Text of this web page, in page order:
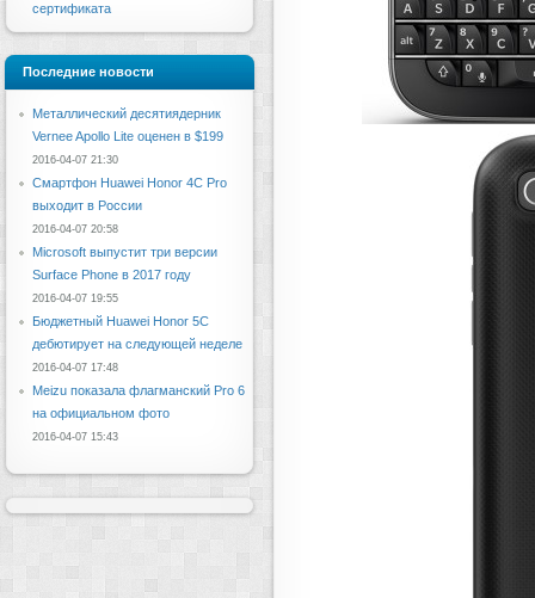
сертификата
Последние новости
Металлический десятиядерник
Vernee Apollo Lite оценен в $199
2016-04-07 21:30
Смартфон Huawei Honor 4C Pro
выходит в России
2016-04-07 20:58
Microsoft выпустит три версии
Surface Phone в 2017 году
2016-04-07 19:55
Бюджетный Huawei Honor 5C
дебютирует на следующей неделе
2016-04-07 17:48
Meizu показала флагманский Pro 6
на официальном фото
2016-04-07 15:43